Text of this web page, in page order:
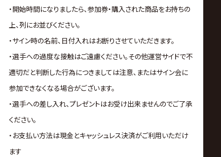
・開始時間になりましたら、参加券・購入された商品をお持ちの
上、列にお並びください。
・サイン時の名前、日付入れはお断りさせていただきます。
・選手への過度な接触はご遠慮ください。その他運営サイドで不
適切だと判断した行為につきましては注意、またはサイン会に
参加できなくなる場合がございます。
・選手への差し入れ、プレゼントはお受け出来ませんのでご了承
ください。
・お支払い方法は現金とキャッシュレス決済がご利用いただけ
ます